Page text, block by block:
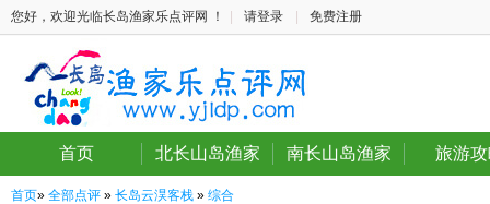
您好，欢迎光临长岛渔家乐点评网 ！ 请登录 免费注册
首页 北长山岛渔家 南长山岛渔家 旅游
首页» 全部点评 » 长岛云淏客栈 » 综合